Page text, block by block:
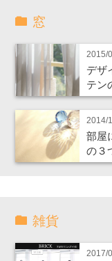
窓
2015/
デザ
テン
2014/
部屋
の３
雑貨
2017/